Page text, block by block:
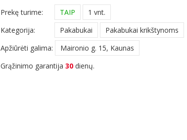
Prekę turime: TAIP
1 vnt.
Kategorija:
Pakabukai
Pakabukai krikštynoms
Apžiūrėti galima:
Maironio g. 15, Kaunas
Grąžinimo garantija 30 dienų.